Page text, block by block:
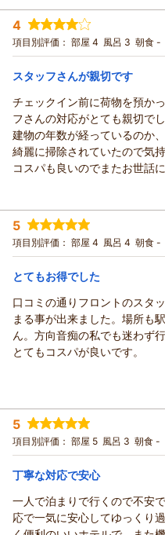
宿泊時期： 2026年04月宿泊 (一人
投稿者： くーままさん
宿泊プラン： ☆シングル☆じゃら
シングル 食事なし
宿泊価格帯： 7,001～8,000円(大人
4
項目別評価： 部屋 4 風呂 3 朝食 -
スタッフさんが親切です
チェックイン前に荷物を預か
フさんの対応がとても親切でし
建物の年数が経っているのか
綺麗に掃除されていたので気
コスパも良いのでまたお世話
宿泊時期： 2026年04月宿泊 (その
投稿者： ユノンさん
宿泊プラン： ☆シングル☆じゃら
シングル 食事なし
宿泊価格帯： 7,001～8,000円(大人
5
項目別評価： 部屋 4 風呂 4 朝食 -
とてもお得でした
口コミの通りフロントのスタ
まる事が出来ました。場所も
ん。方向音痴の私でも迷わず行
とてもコスパが良いです。
投稿者： くーままさん(女性/60代)
宿泊プラン： ☆シングル☆じゃら
シングル 食事なし
宿泊価格帯： 7,001～8,000円(大人
5
項目別評価： 部屋 5 風呂 3 朝食 -
丁寧な対応で安心
一人で泊まりで行くので不安
応で一気に安心してゆっくり